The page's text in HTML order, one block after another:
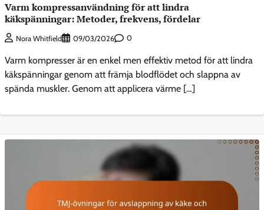
Varm kompressanvändning för att lindra
käkspänningar: Metoder, frekvens, fördelar
Nora Whitfield 09/03/2026 0
Varm kompresser är en enkel men effektiv metod för att lindra
käkspänningar genom att främja blodflödet och slappna av
spända muskler. Genom att applicera värme […]